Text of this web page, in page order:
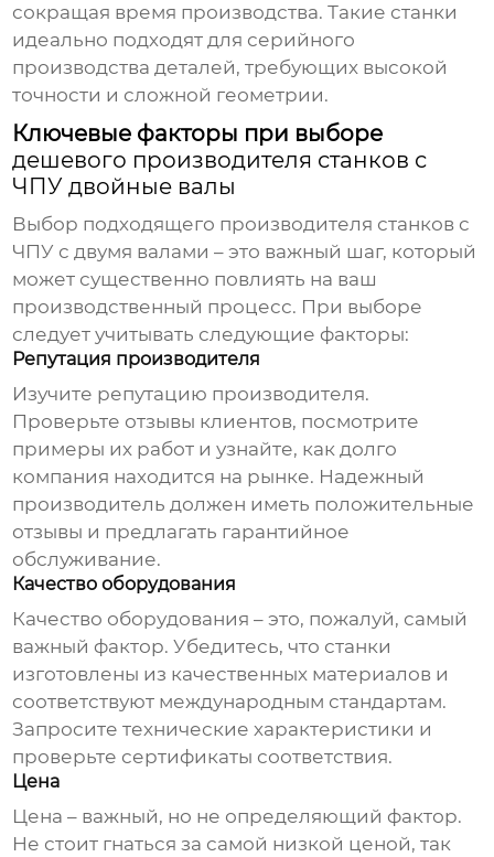
сокращая время производства. Такие станки
идеально подходят для серийного
производства деталей, требующих высокой
точности и сложной геометрии.
Ключевые факторы при выборе
дешевого производителя станков с
ЧПУ двойные валы
Выбор подходящего производителя станков с
ЧПУ с двумя валами – это важный шаг, который
может существенно повлиять на ваш
производственный процесс. При выборе
следует учитывать следующие факторы:
Репутация производителя
Изучите репутацию производителя.
Проверьте отзывы клиентов, посмотрите
примеры их работ и узнайте, как долго
компания находится на рынке. Надежный
производитель должен иметь положительные
отзывы и предлагать гарантийное
обслуживание.
Качество оборудования
Качество оборудования – это, пожалуй, самый
важный фактор. Убедитесь, что станки
изготовлены из качественных материалов и
соответствуют международным стандартам.
Запросите технические характеристики и
проверьте сертификаты соответствия.
Цена
Цена – важный, но не определяющий фактор.
Не стоит гнаться за самой низкой ценой, так